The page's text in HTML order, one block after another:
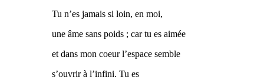
Tu n’es jamais si loin, en moi,
une âme sans poids ; car tu es aimée
et dans mon coeur l’espace semble
s’ouvrir à l’infini. Tu es